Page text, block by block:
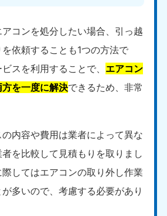
コンを処分したい場合、引っ越
依頼することも1つの方法で
スを利用することで、 エアコン
を一度に解決できるため、非常
内容や費用は業者によって異な
を比較して見積もりを取りまし
際してはエアコンの取り外し作業
多いので、考慮する必要があり